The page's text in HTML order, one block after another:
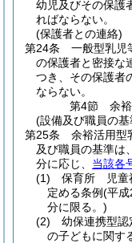
幼児及びその保護
ればならない。
(保護者との連絡)
第24条
一般型乳児
の保護者と密接な
つき、その保護者
ならない。
第4節
余
(設備及び職員の基
第25条
余裕活用型
及び職員の基準は、
分に応じ、 当該各
(1)
保育所 児童
定める条例(平成
分に限る。)
(2)
幼保連携型
の子どもに関す